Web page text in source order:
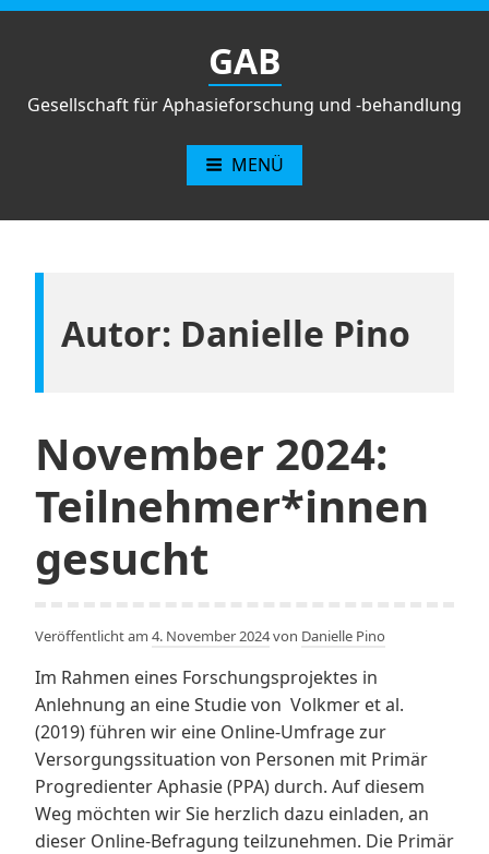
Zum
GAB
Gesellschaft für Aphasieforschung und -behandlung
MENÜ
Autor: Danielle Pino
November 2024:
Teilnehmer*innen
gesucht
Veröffentlicht am 4. November 2024von Danielle Pino
Im Rahmen eines Forschungsprojektes in
Anlehnung an eine Studie von Volkmer et al.
(2019) führen wir eine Online-Umfrage zur
Versorgungssituation von Personen mit Primär
Progredienter Aphasie (PPA) durch. Auf diesem
Weg möchten wir Sie herzlich dazu einladen, an
dieser Online-Befragung teilzunehmen. Die Primär